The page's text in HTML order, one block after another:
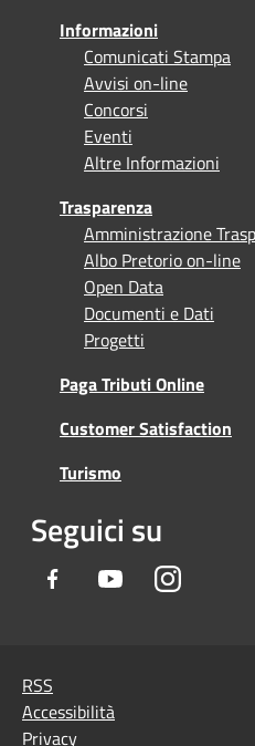
Informazioni
Comunicati Stampa
Avvisi on-line
Concorsi
Eventi
Altre Informazioni
Trasparenza
Amministrazione
Albo Pretorio on-line
Open Data
Documenti e Dati
Progetti
Paga Tributi Online
Customer Satisfaction
Turismo
Seguici su
Facebook YoutubeInstagram
RSS
Accessibilità
Privacy